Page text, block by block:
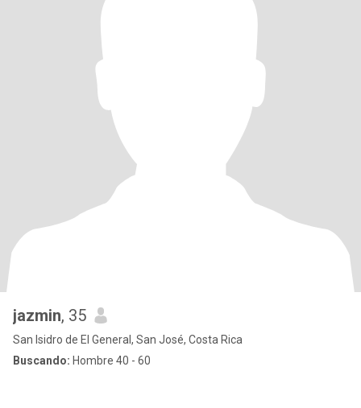
jazmin, 35
San Isidro de El General, San José, Costa Rica
Buscando: Hombre 40 - 60